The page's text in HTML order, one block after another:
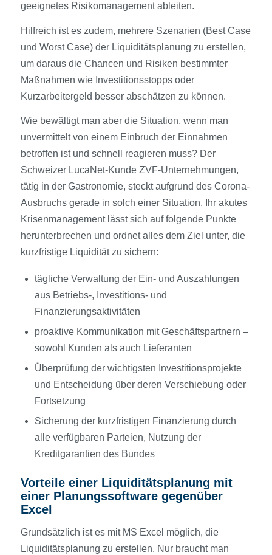
geeignetes Risikomanagement ableiten.
Hilfreich ist es zudem, mehrere Szenarien (Best Case
und Worst Case) der Liquiditätsplanung zu erstellen,
um daraus die Chancen und Risiken bestimmter
Maßnahmen wie Investitionsstopps oder
Kurzarbeitergeld besser abschätzen zu können.
Wie bewältigt man aber die Situation, wenn man
unvermittelt von einem Einbruch der Einnahmen
betroffen ist und schnell reagieren muss? Der
Schweizer LucaNet-Kunde ZVF-Unternehmungen,
tätig in der Gastronomie, steckt aufgrund des Corona-
Ausbruchs gerade in solch einer Situation. Ihr akutes
Krisenmanagement lässt sich auf folgende Punkte
herunterbrechen und ordnet alles dem Ziel unter, die
kurzfristige Liquidität zu sichern:
tägliche Verwaltung der Ein- und Auszahlungen
aus Betriebs-, Investitions- und
Finanzierungsaktivitäten
proaktive Kommunikation mit Geschäftspartnern –
sowohl Kunden als auch Lieferanten
Überprüfung der wichtigsten Investitionsprojekte
und Entscheidung über deren Verschiebung oder
Fortsetzung
Sicherung der kurzfristigen Finanzierung durch
alle verfügbaren Parteien, Nutzung der
Kreditgarantien des Bundes
Vorteile einer Liquiditätsplanung mit
einer Planungssoftware gegenüber
Excel
Grundsätzlich ist es mit MS Excel möglich, die
Liquiditätsplanung zu erstellen. Nur braucht man